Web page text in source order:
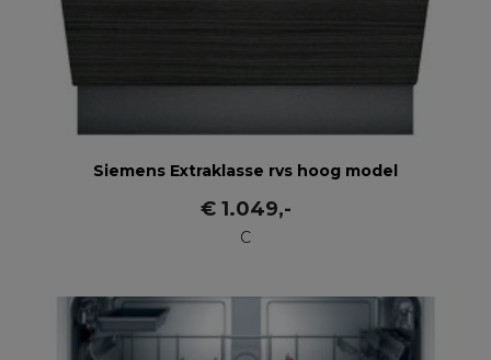
Siemens Extraklasse rvs hoog model
€1.049,-
C